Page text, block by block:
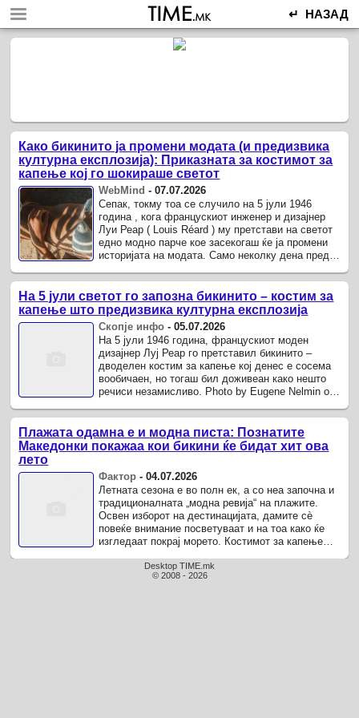
↵ НАЗАД
Како бикинито ја промени модата (и предизвика
културна експлозија): Приказната за костимот за
капење кој го шокираше светот
WebMind -07.07.2026
Сепак, токму тоа се случило на 5 јули 1946
година , кога францускиот инженер и дизајнер
Луи Реар ( Louis Réard ) му претстави на светот
едно модно парче кое засекогаш ќе ја промени
историјата на модата. Само неколку дена пред
изведоа ...
На 5 јули светот го запозна бикинито – костим за
капење што предизвика културна експлозија
Скопје инфо -05.07.2026
На 5 јули 1946 година, францускиот моден
дизајнер Луј Реар го претставил бикинито –
дводелен костим за капење кој денес е сосема
вообичаен, но тогаш бил доживеан како нешто
речиси незамисливо. Photo by Eugene Nelmin on
владееле ...
Плажата одамна е и модна писта: Познатите
Македонки покажаа кои бикини ќе бидат хит ова
лето
Фактор -04.07.2026
Летната сезона е во полн ек, а со неа започна и
традиционалната „модна ревија“ на плажите.
Освен изборот на дестинацијата, дамите сè
повеќе внимание посветуваат и на тоа како ќе
изгледаат покрај морето. Костимот за капење
комплетира летниот ...
Desktop TIME.mk
© 2008 - 2026